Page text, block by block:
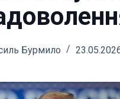
Бурмило